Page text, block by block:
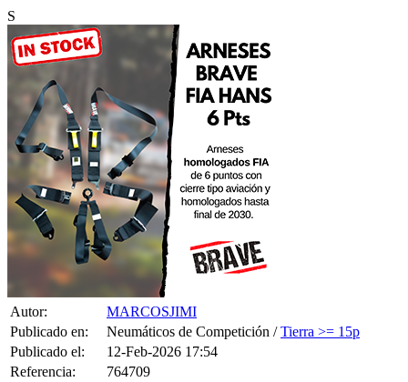
S
Autor:
MARCOSJIMI
Publicado en:
Neumáticos de Competición /Tierra >= 15p
Publicado el:
12-Feb-2026 17:54
Referencia:
764709